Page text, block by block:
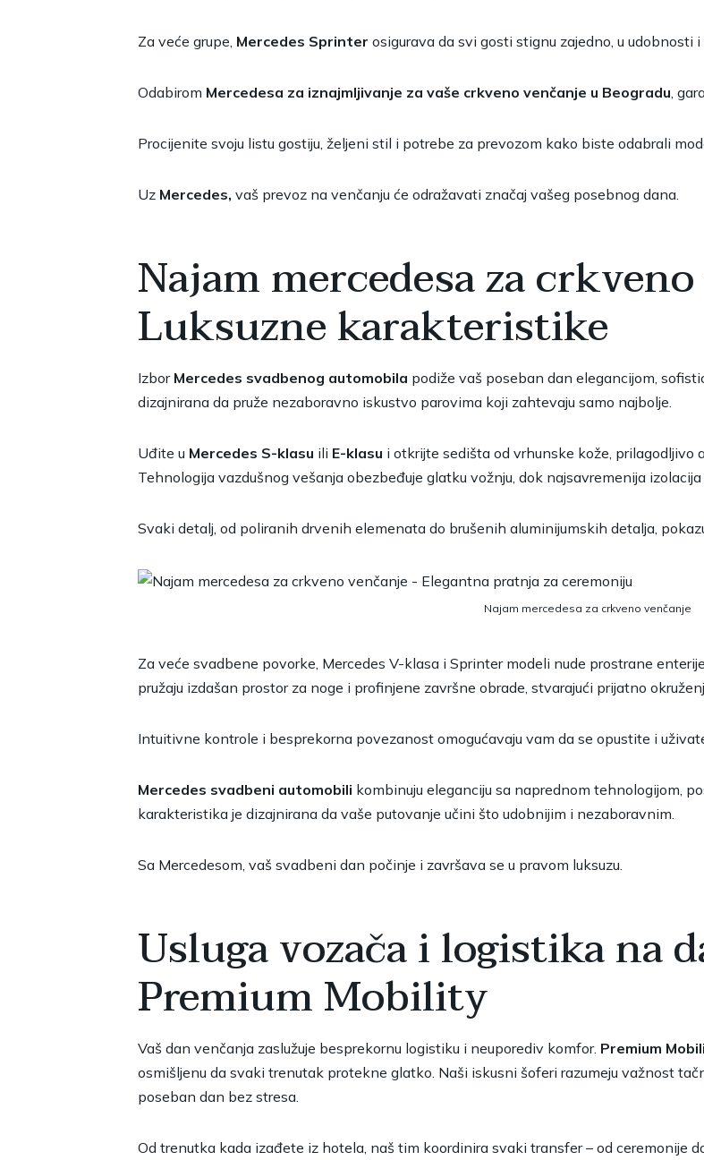
Za veće grupe, Mercedes Sprinter osigurava da svi gosti stignu zajedno, u udobnosti i
Odabirom Mercedesa za iznajmljivanje za vaše crkveno venčanje u Beogradu,
Procijenite svoju listu gostiju, željeni stil i potrebe za prevozom kako biste odabrali
Uz Mercedes, vaš prevoz na venčanju će odražavati značaj vašeg posebnog dana.
Najam mercedesa za
Luksuzne karakteristike
Izbor Mercedes svadbenog automobila podiže vaš poseban dan elegancijom,
dizajnirana da pruže nezaboravno iskustvo parovima koji zahtevaju samo najbolje.
Uđite u Mercedes S-klasu ili E-klasu i otkrijte sedišta od vrhunske kože,
Tehnologija vazdušnog vešanja obezbeđuje glatku vožnju, dok najsavremenija
Svaki detalj, od poliranih drvenih elemenata do brušenih aluminijumskih detalja,
Najam mercedesa za crkveno venčanje
Za veće svadbene povorke, Mercedes V-klasa i Sprinter modeli nude prostrane
pružaju izdašan prostor za noge i profinjene završne obrade, stvarajući prijatno
Intuitivne kontrole i besprekorna povezanost omogućavaju vam da se opustite i
Mercedes svadbeni automobili kombinuju eleganciju sa naprednom tehnologijom,
karakteristika je dizajnirana da vaše putovanje učini što udobnijim i nezaboravnim.
Sa Mercedesom, vaš svadbeni dan počinje i završava se u pravom luksuzu.
Usluga vozača i logistika na
Premium Mobility
Vaš dan venčanja zaslužuje besprekornu logistiku i neuporediv komfor. Premium
osmišljenu da svaki trenutak protekne glatko. Naši iskusni šoferi razumeju važnost
poseban dan bez stresa.
Od trenutka kada izađete iz hotela, naš tim koordinira svaki transfer – od ceremonije